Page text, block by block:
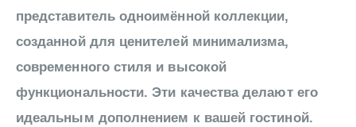
представитель одноимённой коллекции,
созданной для ценителей минимализма,
современного стиля и высокой
функциональности. Эти качества делают его
идеальным дополнением к вашей гостиной.